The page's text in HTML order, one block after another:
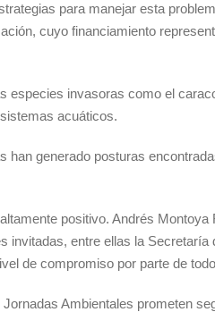
para manejar esta
cuyo financiamiento
especies invasoras como el
acuáticos.
han generado posturas
positivo. Andrés
invitadas, entre ellas la
de compromiso por parte de
Ambientales prometen